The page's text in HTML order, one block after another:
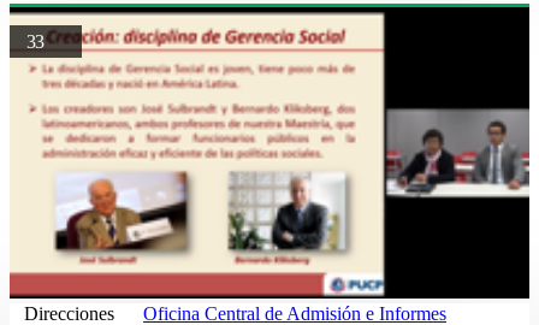
33
Direcciones Oficina Central de Admisión e Informes